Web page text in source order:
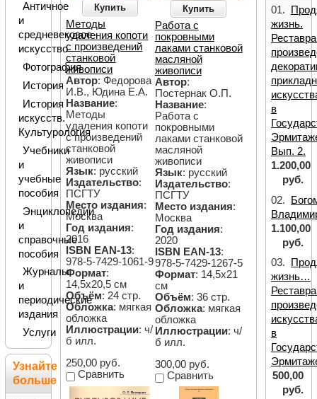
Купить
Методы
удаления копоти
с произведений
станковой
живописи
Автор: Федорова
И.В., Юдина Е.А.
Название:
Методы
удаления копоти
с произведений
станковой
живописи
Язык: русский
Издательство:
ПСГТУ
Место издания:
Москва
Год издания:
2016
ISBN EAN-13:
978-5-7429-1061-9
Формат:
14,5х20,5 см
Объём: 24 стр.
Обложка: мягкая
обложка
Иллюстрации: ч/
б илл.
250,00 руб.
Сравнить
Купить
Работа с
покровными
лаками станковой
масляной
живописи
Автор:
Постернак О.П.
Название:
Работа с
покровными
лаками станковой
масляной
живописи
Язык: русский
Издательство:
ПСГТУ
Место издания:
Москва
Год издания:
2020
ISBN EAN-13:
978-5-7429-1267-5
Формат: 14,5х21
см
Объём: 36 стр.
Обложка: мягкая
обложка
Иллюстрации: ч/
б илл.
300,00 руб.
Сравнить
Античное
и
средневековое
искусство
Фотография
История
История
искусств.
Культурология
Учебники
и
учебные
пособия
Энциклопедии
и
справочные
пособия
Журналы
и
периодические
издания
Услуги
Узнайте
больше
01.
жизнь.
в
Вып. 2.
1.200,00
руб.
02.
1.100,00
руб.
03.
жизнь…
в
500,00
руб.